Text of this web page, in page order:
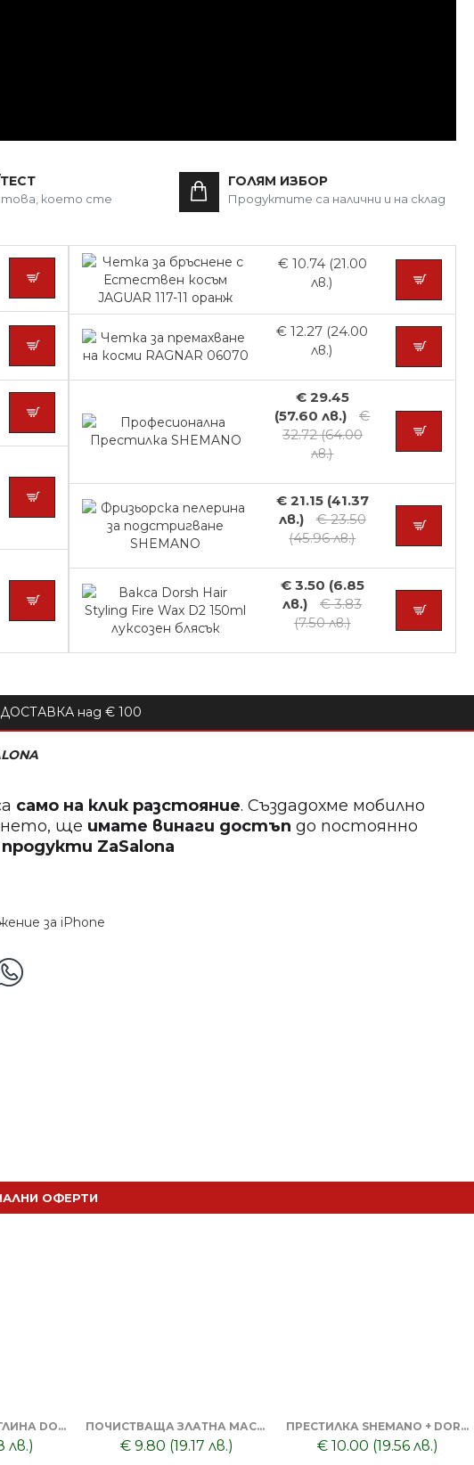
което сте
ГОЛЯМ ИЗБОР
Продуктите са налични и на склад
€ 10.74 (21.00
лв.)
€ 12.27 (24.00
лв.)
€ 29.45
(57.60 лв.)
€
32.72 (64.00
лв.)
€ 21.15 (41.37
лв.)
€ 23.50
(45.96 лв.)
€ 3.50 (6.85
лв.)
€ 3.83
(7.50 лв.)
над € 100
само на клик разстояние. Създадохме мобилно
ще имате винаги достъп до постоянно
ZaSalona
ОФЕРТИ
МАСКА ЗА ЛИЦЕ С ГЛИНА DORSH + ПОЧИСТВАЩА ЧЕРНА МАСКА ЗА ЛИЦЕ DORSH
лв.)
ПОЧИСТВАЩА ЗЛАТНА МАСКА ЗА ЛИЦЕ DORSH + ТОНИК ЗА ПОЧИСТВАНЕ НА ЛИЦЕ
€ 9.80 (19.17 лв.)
ПРЕСТИЛКА SHEMANO + DORSH SILVER - ШАМПОАН ПРОТИВ ОРАНЖЕВО ЛИЛАВО 500 МЛ
€ 10.00 (19.56 лв.)